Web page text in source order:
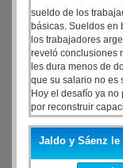
sueldo de los
básicas. Sueldos en
los trabajadores
reveló conclusiones
les dura menos de
que su salario no es
Hoy el desafío ya
por reconstruir
desde el informe.
del estudio ¿Qué
portales de empleo
talentos considera
Jaldo y Sáenz